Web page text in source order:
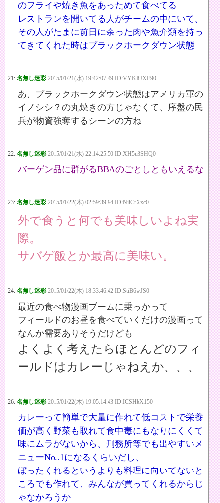
のフライや焼き魚をあっためて食べてる
レストランを開いてる人がチームの中にいて、
その人がたまに前日に余った肉や魚介類を持っ
てきてくれた時はブラックホークダウン状態
21: 名無し迷彩 2015/01/21(水) 19:42:07.49 ID:VYKRJXE90
あ、ブラックホークダウン状態はアメリカ軍の
イノシシ？の丸焼きの方じゃなくて、序盤の民
兵が物資強奪するシーンの方ね
22: 名無し迷彩 2015/01/21(水) 22:14:25.50 ID:XH5u3SHQ0
バーゲン品に群がるBBAのごとしともいえるな
23: 名無し迷彩 2015/01/22(木) 02:59:39.94 ID:NiiCrXxc0
外で食うと何でも美味しいよね実
際。
サバゲ飯とか最高に美味い。
24: 名無し迷彩 2015/01/22(木) 18:33:46.42 ID:StiB6wJS0
最近の食べ物漫画ブームに乗っかって
フィールドのお昼を食べていくだけの漫画って
なんか需要ありそうだけども
よくよく考えたらほとんどのフィ
ールドはカレーじゃねえか、、、
26: 名無し迷彩 2015/01/22(木) 19:05:14.43 ID:ICSHbX150
カレーって簡単で大量に作れて低コストで栄養
価が高く野菜も取れて食中毒にもなりにくくて
味にムラがないから、刑務所等でも出やすいメ
ニューNo..1になるくらいだし、
ぼったくれるというよりも料理に向いてないと
ころでも作れて、みんなが買ってくれるからじ
ゃなかろうか